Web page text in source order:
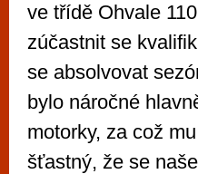
ve třídě Ohvale
zúčastnit se
se absolvovat
bylo náročné
motorky, za což
šťastný, že se